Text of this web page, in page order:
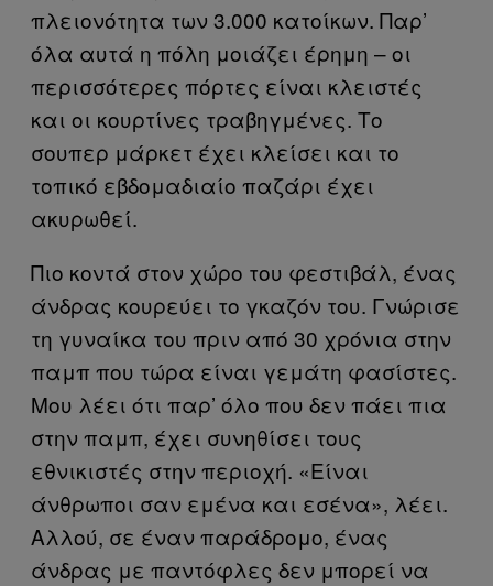
πλειονότητα των 3.000 κατοίκων. Παρ’
όλα αυτά η πόλη μοιάζει έρημη – οι
περισσότερες πόρτες είναι κλειστές
και οι κουρτίνες τραβηγμένες. Το
σουπερ μάρκετ έχει κλείσει και το
τοπικό εβδομαδιαίο παζάρι έχει
ακυρωθεί.
Πιο κοντά στον χώρο του φεστιβάλ, ένας
άνδρας κουρεύει το γκαζόν του. Γνώρισε
τη γυναίκα του πριν από 30 χρόνια στην
παμπ που τώρα είναι γεμάτη φασίστες.
Μου λέει ότι παρ’ όλο που δεν πάει πια
στην παμπ, έχει συνηθίσει τους
εθνικιστές στην περιοχή. «Είναι
άνθρωποι σαν εμένα και εσένα», λέει.
Αλλού, σε έναν παράδρομο, ένας
άνδρας με παντόφλες δεν μπορεί να